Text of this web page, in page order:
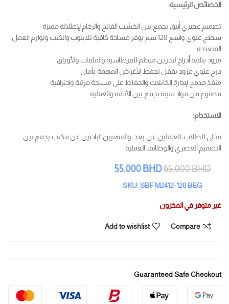
الخصائص الرئيسية:
تصميم عصري أنيق يجمع بين الخشب الفاتح والرخام لإطلالة مميزة
سطح علوي واسع 120 سم يوفر مساحة كافية للابتوب والكتب ولوازم العمل
المتعددة
مزود بثلاثة أدراج لتخزين منظم للقرطاسية والملفات والأوراق
درج علوي مزود بقفل لحفظ الأغراض المهمة بأمان
منفذ مدمج لإدارة الكابلات والحفاظ على مساحة مرتبة واحترافية
مصنوع من مواد متينة تجمع بين الأناقة والعملية
الاستخدام:
مثالي للطلاب، العاملين عن بعد، والمهنيين الباحثين عن مكتب يجمع بين
التصميم العصري والوظائف العملية
65.000BHD
55.000 BHD
SKU: SBF M2412-120 BEG
غير متوفر في المخزون
Compare
Add to wishlist
Guaranteed Safe Checkout